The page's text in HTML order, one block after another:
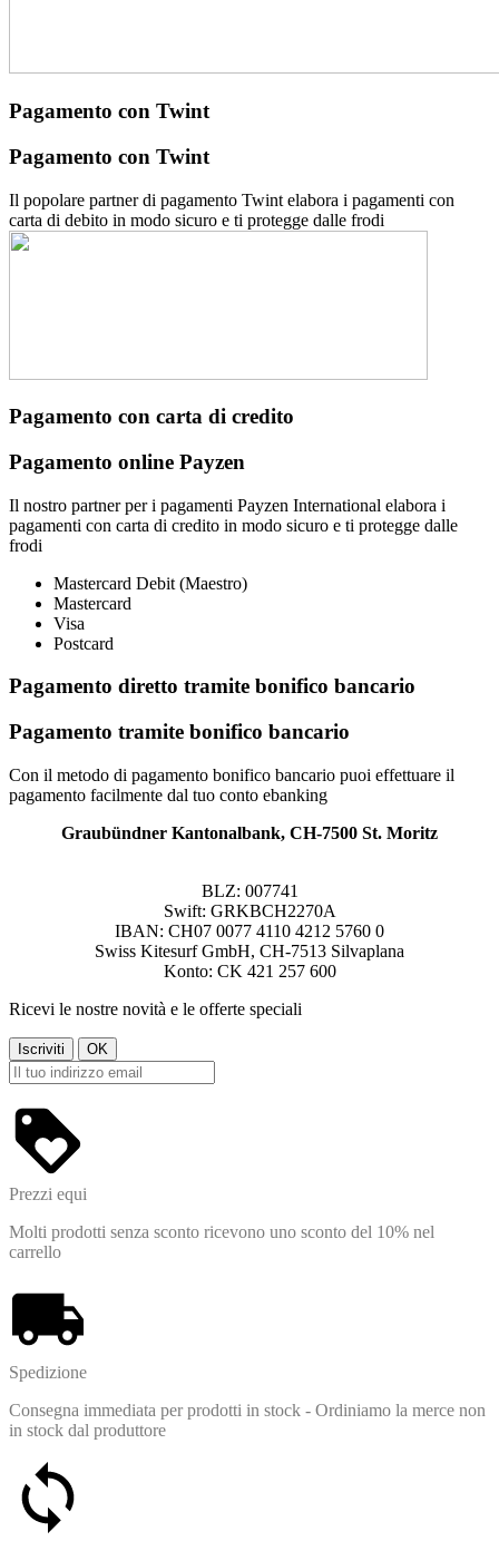
Pagamento con Twint
Pagamento con Twint
Il popolare partner di pagamento Twint elabora i pagamenti con
carta di debito in modo sicuro e ti protegge dalle frodi
Pagamento con carta di credito
Pagamento online Payzen
Il nostro partner per i pagamenti Payzen International elabora i
pagamenti con carta di credito in modo sicuro e ti protegge dalle
frodi
Mastercard Debit (Maestro)
Mastercard
Visa
Postcard
Pagamento diretto tramite bonifico bancario
Pagamento tramite bonifico bancario
Con il metodo di pagamento bonifico bancario puoi effettuare il
pagamento facilmente dal tuo conto ebanking
Graubündner Kantonalbank, CH-7500 St. Moritz
BLZ: 007741
Swift: GRKBCH2270A
IBAN: CH07 0077 4110 4212 5760 0
Swiss Kitesurf GmbH, CH-7513 Silvaplana
Konto: CK 421 257 600
Ricevi le nostre novità e le offerte speciali
Prezzi equi
Molti prodotti senza sconto ricevono uno sconto del 10% nel
carrello
Spedizione
Consegna immediata per prodotti in stock - Ordiniamo la merce non
in stock dal produttore